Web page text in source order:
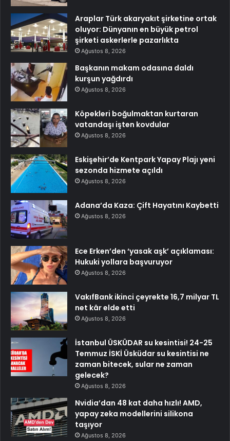
Araplar Türk akaryakıt şirketine ortak
oluyor: Dünyanın en büyük petrol
şirketi askerlerle pazarlıkta
Ağustos 8, 2026
Başkanın makam odasına daldı
kurşun yağdırdı
Ağustos 8, 2026
Köpekleri boğulmaktan kurtaran
vatandaşı işten kovdular
Ağustos 8, 2026
Eskişehir’de Kentpark Yapay Plajı yeni
sezonda hizmete açıldı
Ağustos 8, 2026
Adana’da Kaza: Çift Hayatını Kaybetti
Ağustos 8, 2026
Ece Erken’den ‘yasak aşk’ açıklaması:
Hukuki yollara başvuruyor
Ağustos 8, 2026
VakıfBank ikinci çeyrekte 16,7 milyar TL
net kâr elde etti
Ağustos 8, 2026
İstanbul ÜSKÜDAR su kesintisi! 24-25
Temmuz İSKİ Üsküdar su kesintisi ne
zaman bitecek, sular ne zaman
gelecek?
Ağustos 8, 2026
Nvidia’dan 48 kat daha hızlı! AMD,
yapay zeka modellerini silikona
taşıyor
Ağustos 8, 2026